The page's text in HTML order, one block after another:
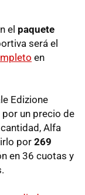
el paquete
será el
en
Edizione
un precio de
Alfa
por 269
en 36 cuotas y